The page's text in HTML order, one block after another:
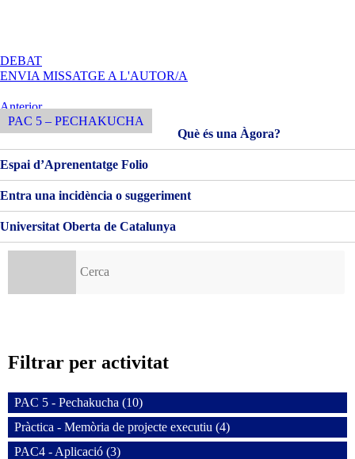
DEBATA
PAC
–
DESCOBRIR
LA
ENVIA MISSATGE A L'AUTOR/A
Navegació
d'entrades
Entrada
Anterior
Anterior
PAC 5 – PECHAKUCHA
Què és una Àgora?
Espai d’Aprenentatge Folio
Entra una incidència o suggeriment
Universitat Oberta de Catalunya
Filtrar per activitat
PAC 5 - Pechakucha (10)
Pràctica - Memòria de projecte executiu (4)
PAC4 - Aplicació (3)